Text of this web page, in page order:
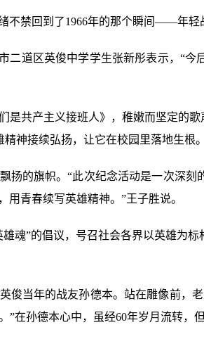
不禁回到了1966年的那个瞬间——年轻
二道区英俊中学学生张新彤表示，“
是共产主义接班人》，稚嫩而坚定的
神接续弘扬，让它在校园里落地生根。
扬的旗帜。“此次纪念活动是一次深
青春续写英雄精神。”王子胜说。
魂”的倡议，号召社会各界以英雄为
俊当年的战友孙德本。站在雕像前，
”在孙德本心中，虽经60年岁月流转